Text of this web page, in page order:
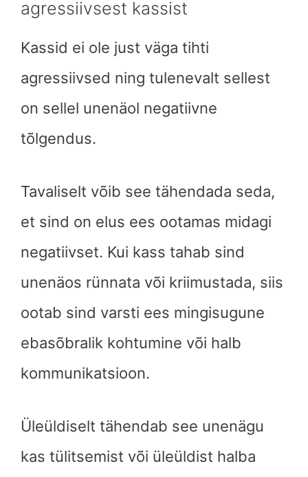
agressiivsest kassist
Kassid ei ole just väga tihti
agressiivsed ning tulenevalt sellest
on sellel unenäol negatiivne
tõlgendus.
Tavaliselt võib see tähendada seda,
et sind on elus ees ootamas midagi
negatiivset. Kui kass tahab sind
unenäos rünnata või kriimustada, siis
ootab sind varsti ees mingisugune
ebasõbralik kohtumine või halb
kommunikatsioon.
Üleüldiselt tähendab see unenägu
kas tülitsemist või üleüldist halba